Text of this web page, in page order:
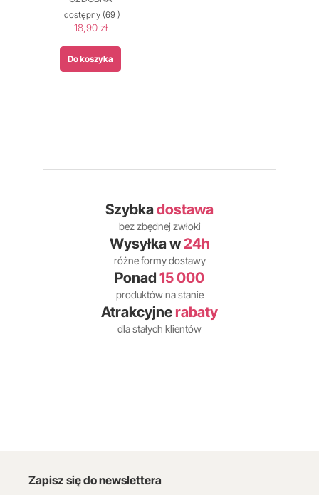
dostępny (69 )
18,90 zł
Do koszyka
Szybkadostawa
bez zbędnej zwłoki
Wysyłka w24h
różne formy dostawy
Ponad 15 000
produktów na stanie
Atrakcyjne rabaty
dla stałych klientów
Zapisz się do newslettera